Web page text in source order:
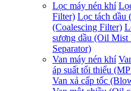
Lọc máy nén khí
Filter) Lọc tách dầu
(Coalescing Filter)
sương dầu (Oil Mist
Separator)
Van máy nén khí
áp suất tối thiểu
Van xả cấp tốc